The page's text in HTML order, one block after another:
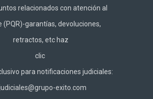
relacionados con atención al
(PQR)-garantías, devoluciones,
retractos, etc haz
clic
para notificaciones judiciales:
exito.com